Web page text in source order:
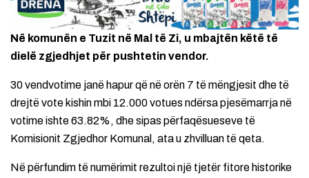
Në komunën e Tuzit në Mal të Zi, u mbajtën këtë të
dielë zgjedhjet për pushtetin vendor.
30 vendvotime janë hapur që në orën 7 të mëngjesit dhe të
drejtë vote kishin mbi 12.000 votues ndërsa pjesëmarrja në
votime ishte 63.82%, dhe sipas përfaqësueseve të
Komisionit Zgjedhor Komunal, ata u zhvilluan të qeta.
Në përfundim të numërimit rezultoi një tjetër fitore historike